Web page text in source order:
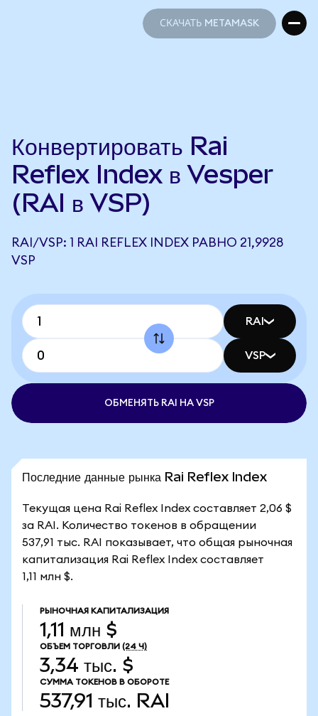
СКАЧАТЬ METAMASK
Конвертировать Rai
Reflex Index в Vesper
(RAI в VSP)
RAI/VSP: 1 RAI REFLEX INDEX РАВНО 21,9928
VSP
RAI
VSP
ОБМЕНЯТЬ RAI НА VSP
Последние данные рынка Rai Reflex Index
Текущая цена Rai Reflex Index составляет 2,06 $
за RAI. Количество токенов в обращении
537,91 тыс. RAI показывает, что общая рыночная
капитализация Rai Reflex Index составляет
1,11 млн $.
РЫНОЧНАЯ КАПИТАЛИЗАЦИЯ
1,11 млн $
ОБЪЕМ ТОРГОВЛИ (24 Ч)
3,34 тыс. $
СУММА ТОКЕНОВ В ОБОРОТЕ
537,91 тыс. RAI